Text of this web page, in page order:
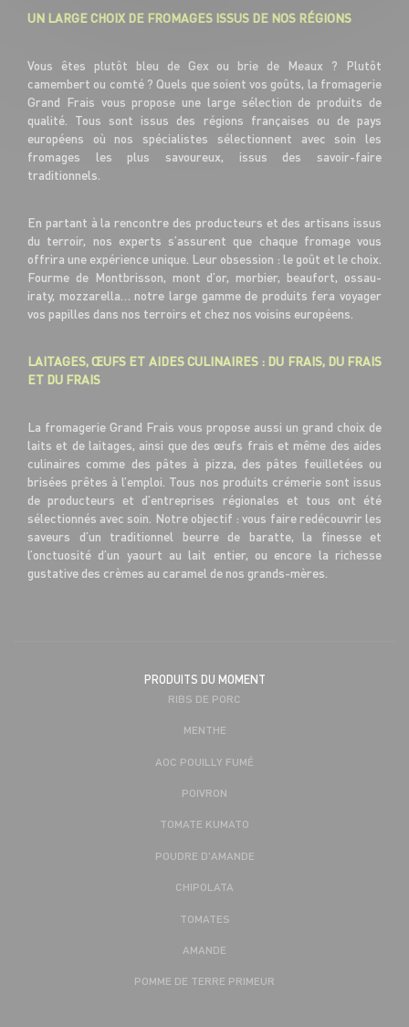
UN LARGE CHOIX DE FROMAGES ISSUS DE NOS RÉGIONS
Vous êtes plutôt bleu de Gex ou brie de Meaux ? Plutôt
camembert ou comté ? Quels que soient vos goûts, la fromagerie
Grand Frais vous propose une large sélection de produits de
qualité. Tous sont issus des régions françaises ou de pays
européens où nos spécialistes sélectionnent avec soin les
fromages les plus savoureux, issus des savoir-faire
traditionnels.
En partant à la rencontre des producteurs et des artisans issus
du terroir, nos experts s’assurent que chaque fromage vous
offrira une expérience unique. Leur obsession : le goût et le choix.
Fourme de Montbrisson, mont d’or, morbier, beaufort, ossau-
iraty, mozzarella… notre large gamme de produits fera voyager
vos papilles dans nos terroirs et chez nos voisins européens.
LAITAGES, ŒUFS ET AIDES CULINAIRES : DU FRAIS, DU FRAIS
ET DU FRAIS
La fromagerie Grand Frais vous propose aussi un grand choix de
laits et de laitages, ainsi que des œufs frais et même des aides
culinaires comme des pâtes à pizza, des pâtes feuilletées ou
brisées prêtes à l’emploi. Tous nos produits crémerie sont issus
de producteurs et d’entreprises régionales et tous ont été
sélectionnés avec soin. Notre objectif : vous faire redécouvrir les
saveurs d’un traditionnel beurre de baratte, la finesse et
l’onctuosité d’un yaourt au lait entier, ou encore la richesse
gustative des crèmes au caramel de nos grands-mères.
PRODUITS DU MOMENT
RIBS DE PORC
MENTHE
AOC POUILLY FUMÉ
POIVRON
TOMATE KUMATO
POUDRE D'AMANDE
CHIPOLATA
TOMATES
AMANDE
POMME DE TERRE PRIMEUR